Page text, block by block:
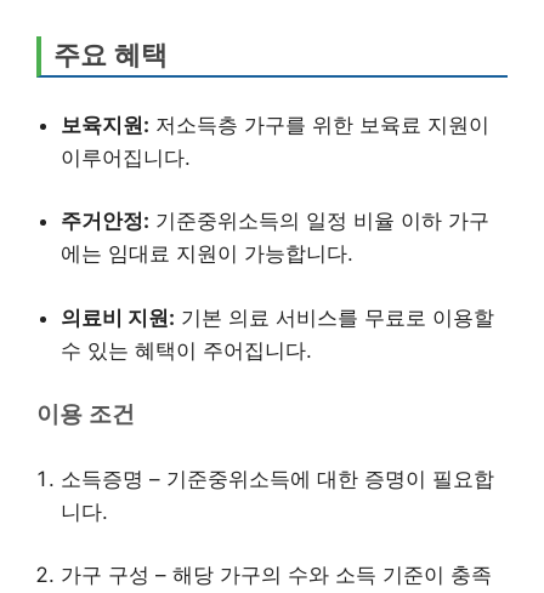
주요 혜택
보육지원: 저소득층 가구를 위한 보육료 지원이
이루어집니다.
주거안정: 기준중위소득의 일정 비율 이하 가구
에는 임대료 지원이 가능합니다.
의료비 지원: 기본 의료 서비스를 무료로 이용할
수 있는 혜택이 주어집니다.
이용 조건
소득증명 – 기준중위소득에 대한 증명이 필요합
니다.
가구 구성 – 해당 가구의 수와 소득 기준이 충족